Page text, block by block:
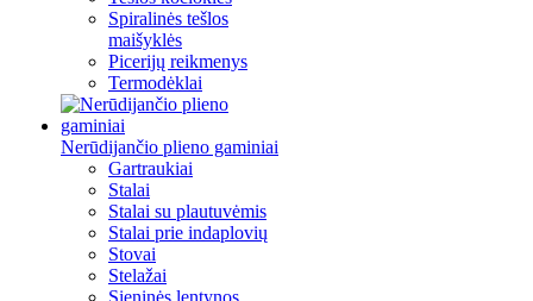
Spiralinės tešlos
maišyklės
Picerijų reikmenys
Termodėklai
Nerūdijančio plieno gaminiai
Gartraukiai
Stalai
Stalai su plautuvėmis
Stalai prie indaplovių
Stovai
Stelažai
Sieninės lentynos